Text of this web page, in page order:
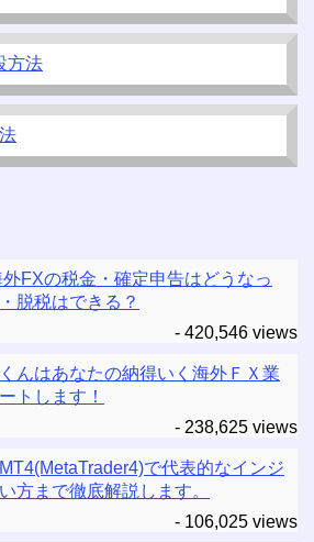
方法
外FXの税金・確定申告はどうなっ
脱税はできる？
- 420,546 views
んはあなたの納得いく海外ＦＸ業
トします！
- 238,625 views
で代表的なインジ
方まで徹底解説します。
- 106,025 views